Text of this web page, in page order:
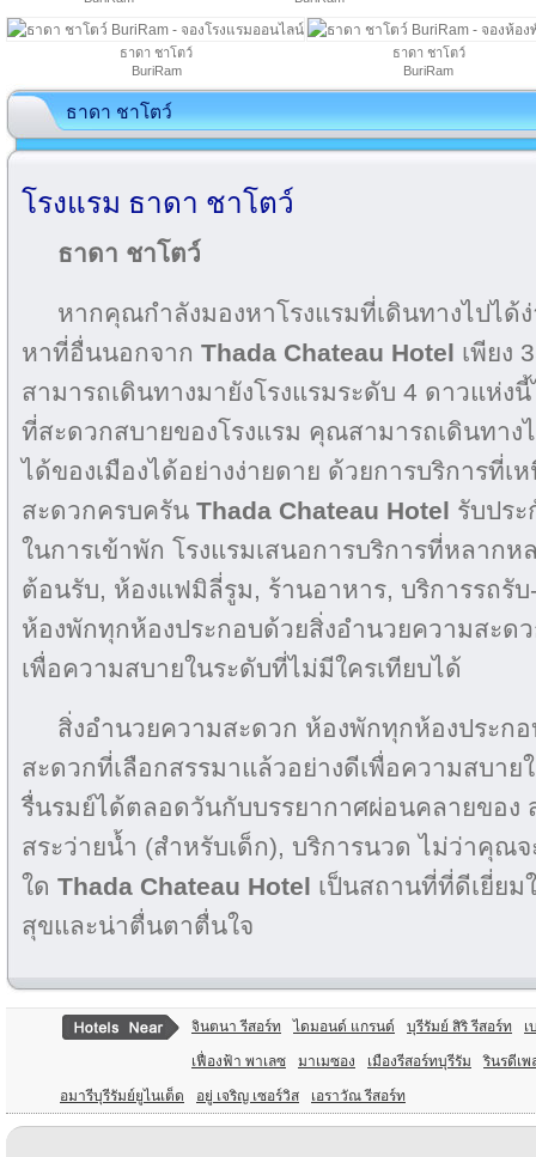
ธาดา ชาโตว์
BuriRam
ธาดา ชาโตว์
BuriRam
ธาดา ชาโตว์
โรงแรม ธาดา ชาโตว์
ธาดา ชาโตว์
หากคุณกำลังมองหาโรงแรมที่เดินทางไปได้
หาที่อื่นนอกจาก Thada Chateau Hotel เพียง
สามารถเดินทางมายังโรงแรมระดับ 4 ดาวแห่ง
ที่สะดวกสบายของโรงแรม คุณสามารถเดินทาง
ได้ของเมืองได้อย่างง่ายดาย ด้วยการบริการที่
สะดวกครบครัน Thada Chateau Hotel รับปร
ในการเข้าพัก โรงแรมเสนอการบริการที่หลากห
ต้อนรับ, ห้องแฟมิลี่รูม, ร้านอาหาร, บริการรถรั
ห้องพักทุกห้องประกอบด้วยสิ่งอำนวยความสะด
เพื่อความสบายในระดับที่ไม่มีใครเทียบได้
สิ่งอำนวยความสะดวก ห้องพักทุกห้องประก
สะดวกที่เลือกสรรมาแล้วอย่างดีเพื่อความสบาย
รื่นรมย์ได้ตลอดวันกับบรรยากาศผ่อนคลายของ
สระว่ายน้ำ (สำหรับเด็ก), บริการนวด ไม่ว่าคุณ
ใด Thada Chateau Hotel เป็นสถานที่ที่ดีเยี่ย
สุขและน่าตื่นตาตื่นใจ
จินตนา รีสอร์ท ไดมอนด์ แกรนด์ บุรีรัมย์ สิริ รีสอร์ท เ
เฟื่องฟ้า พาเลซ มาเมซอง เมืองรีสอร์ทบุรีรัม รินรดีเพ
อมารีบุรีรัมย์ยูไนเต็ด อยู่ เจริญ เซอร์วิส เอราวัณ รีสอร์ท